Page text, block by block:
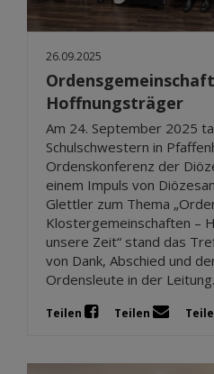
26.09.2025
Hoffnungsträger
Am 24. September 2025
Schulschwestern in
Ordenskonferenz der
einem Impuls von
Glettler zum Thema
Klostergemeinschaften –
unsere Zeit“ stand das
von Dank, Abschied und
Ordensleute in der Leitung.
Teilen Teilen